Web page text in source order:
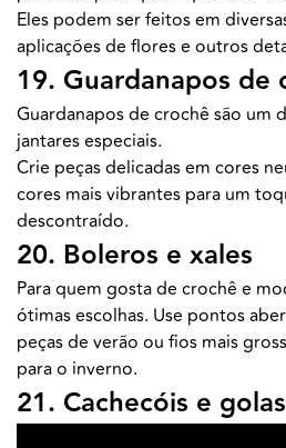
Eles podem ser feitos em
aplicações de flores e outros
19. Guardanapos de
Guardanapos de crochê são um
jantares especiais.
Crie peças delicadas em cores
cores mais vibrantes para um
descontraído.
20. Boleros e xales
Para quem gosta de crochê e
ótimas escolhas. Use pontos
peças de verão ou fios mais
para o inverno.
21. Cachecóis e